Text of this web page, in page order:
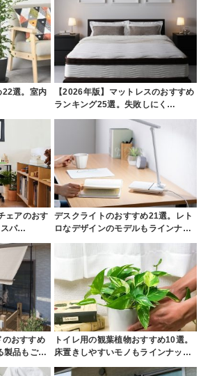
22選。室内
【2026年版】マットレスのおすすめ
ランキング25選。失敗しにく…
ェアのおす
スパ…
デスクライトのおすすめ21選。レト
ロなデザインのモデルもラインナ…
のおすすめ
製品もご…
トイレ用の観葉植物おすすめ10選。
床置きしやすいモノもラインナッ…